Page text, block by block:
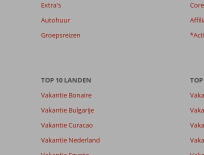
Meer
beoordelingen.
Extra's
Autohuur
Groepsreizen
TOP 10 LANDEN
Vakantie Bonaire
Vakantie Bulgarije
Vakantie Curacao
Vakantie Nederland